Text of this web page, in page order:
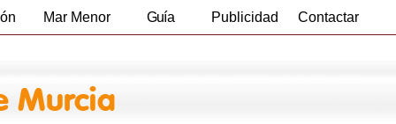
Mar Menor Guía Publicidad Contactar